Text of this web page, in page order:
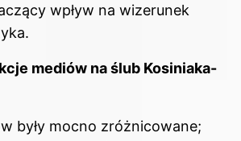
wpływ na wizerunek
mediów na ślub Kosiniaka-
były mocno zróżnicowane;